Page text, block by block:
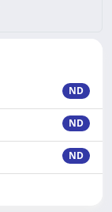
ND
ND
ND